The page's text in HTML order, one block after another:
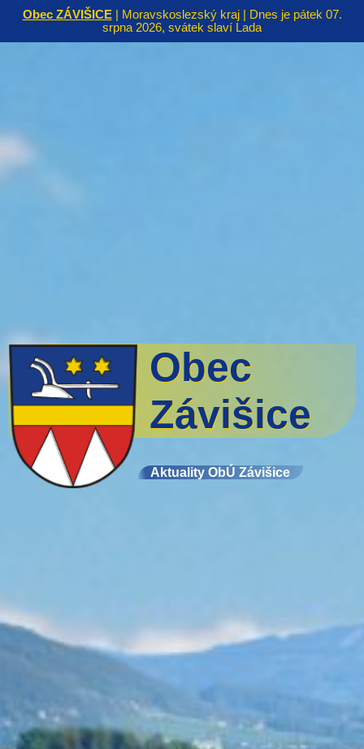
Obec ZÁVIŠICE| Moravskoslezský kraj | Dnes je pátek 07.
srpna 2026, svátek slaví Lada
Obec
Závišice
Aktuality ObÚ Závišice